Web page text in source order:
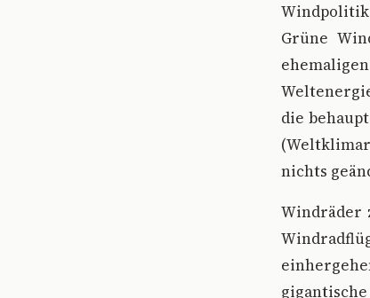
Windpolitik
Grüne
die
nichts
Windräder